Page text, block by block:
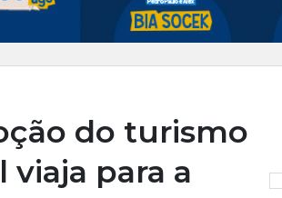
do turismo
para a